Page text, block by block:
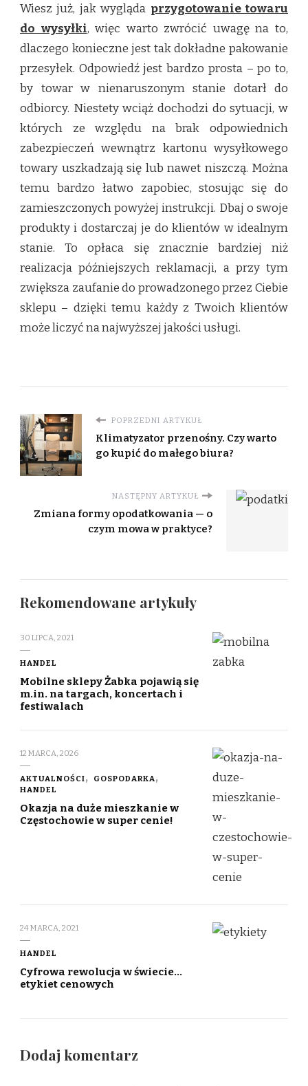
Wiesz już, jak wygląda przygotowanie towaru
do wysyłki, więc warto zwrócić uwagę na to,
dlaczego konieczne jest tak dokładne pakowanie
przesyłek. Odpowiedź jest bardzo prosta – po to,
by towar w nienaruszonym stanie dotarł do
odbiorcy. Niestety wciąż dochodzi do sytuacji, w
których ze względu na brak odpowiednich
zabezpieczeń wewnątrz kartonu wysyłkowego
towary uszkadzają się lub nawet niszczą. Można
temu bardzo łatwo zapobiec, stosując się do
zamieszczonych powyżej instrukcji. Dbaj o swoje
produkty i dostarczaj je do klientów w idealnym
stanie. To opłaca się znacznie bardziej niż
realizacja późniejszych reklamacji, a przy tym
zwiększa zaufanie do prowadzonego przez Ciebie
sklepu – dzięki temu każdy z Twoich klientów
może liczyć na najwyższej jakości usługi.
POPRZEDNI ARTYKUŁ
Klimatyzator przenośny. Czy warto
go kupić do małego biura?
NASTĘPNY ARTYKUŁ
Zmiana formy opodatkowania — o
czym mowa w praktyce?
Rekomendowane artykuły
30 LIPCA, 2021
HANDEL
Mobilne sklepy Żabka pojawią się
m.in. na targach, koncertach i
festiwalach
12 MARCA, 2026
AKTUALNOŚCI
GOSPODARKA
HANDEL
Okazja na duże mieszkanie w
Częstochowie w super cenie!
24 MARCA, 2021
HANDEL
Cyfrowa rewolucja w świecie…
etykiet cenowych
Dodaj komentarz